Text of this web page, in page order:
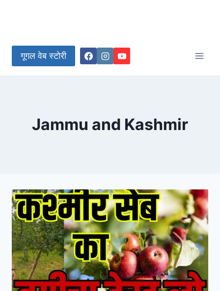
गूगल वेब स्टोरी
Jammu and Kashmir